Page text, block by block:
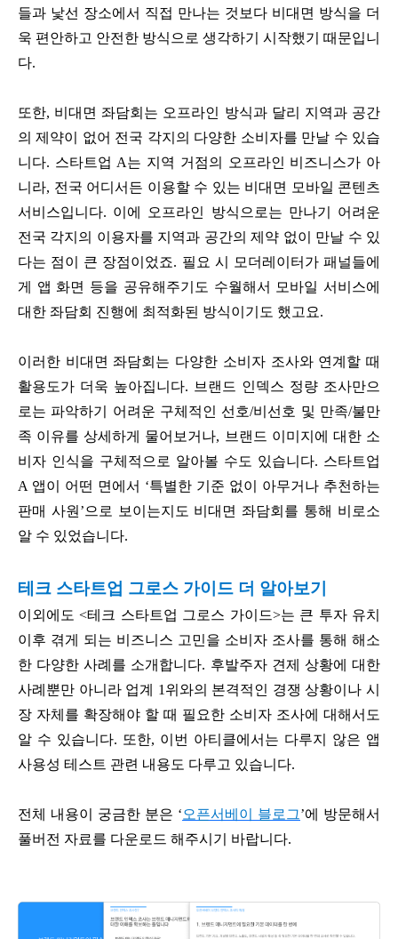
들과 낯선 장소에서 직접 만나는 것보다 비대면 방식을 더
욱 편안하고 안전한 방식으로 생각하기 시작했기 때문입니
다.
또한, 비대면 좌담회는 오프라인 방식과 달리 지역과 공간
의 제약이 없어 전국 각지의 다양한 소비자를 만날 수 있습
니다. 스타트업 A는 지역 거점의 오프라인 비즈니스가 아
니라, 전국 어디서든 이용할 수 있는 비대면 모바일 콘텐츠
서비스입니다. 이에 오프라인 방식으로는 만나기 어려운
전국 각지의 이용자를 지역과 공간의 제약 없이 만날 수 있
다는 점이 큰 장점이었죠. 필요 시 모더레이터가 패널들에
게 앱 화면 등을 공유해주기도 수월해서 모바일 서비스에
대한 좌담회 진행에 최적화된 방식이기도 했고요.
이러한 비대면 좌담회는 다양한 소비자 조사와 연계할 때
활용도가 더욱 높아집니다. 브랜드 인덱스 정량 조사만으
로는 파악하기 어려운 구체적인 선호/비선호 및 만족/불만
족 이유를 상세하게 물어보거나, 브랜드 이미지에 대한 소
비자 인식을 구체적으로 알아볼 수도 있습니다. 스타트업
A 앱이 어떤 면에서 ‘특별한 기준 없이 아무거나 추천하는
판매 사원’으로 보이는지도 비대면 좌담회를 통해 비로소
알 수 있었습니다.
테크 스타트업 그로스 가이드 더 알아보기
이외에도 <테크 스타트업 그로스 가이드>는 큰 투자 유치
이후 겪게 되는 비즈니스 고민을 소비자 조사를 통해 해소
한 다양한 사례를 소개합니다. 후발주자 견제 상황에 대한
사례뿐만 아니라 업계 1위와의 본격적인 경쟁 상황이나 시
장 자체를 확장해야 할 때 필요한 소비자 조사에 대해서도
알 수 있습니다. 또한, 이번 아티클에서는 다루지 않은 앱
사용성 테스트 관련 내용도 다루고 있습니다.
전체 내용이 궁금한 분은 ‘오픈서베이 블로그’에 방문해서
풀버전 자료를 다운로드 해주시기 바랍니다.